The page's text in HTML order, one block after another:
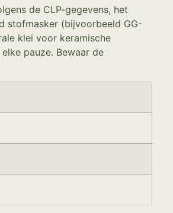
de CLP-gegevens, het
stofmasker (bijvoorbeeld GG-
klei voor keramische
pauze. Bewaar de